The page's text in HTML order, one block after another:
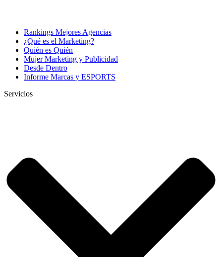
Rankings Mejores Agencias
¿Qué es el Marketing?
Quién es Quién
Mujer Marketing y Publicidad
Desde Dentro
Informe Marcas y ESPORTS
Servicios